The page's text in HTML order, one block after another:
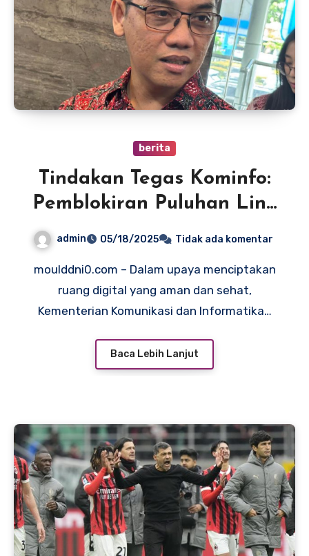
berita
Tindakan Tegas Kominfo:
Pemblokiran Puluhan Link
Negatif untuk Melindungi
admin 05/18/2025 Tidak ada komentar
moulddni0.com – Dalam upaya menciptakan
ruang digital yang aman dan sehat,
Kementerian Komunikasi dan Informatika…
Baca Lebih Lanjut